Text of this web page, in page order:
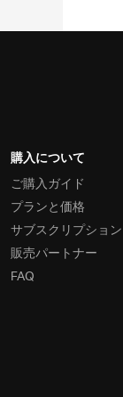
購入について
ご購入ガイド
プランと価格
サブスクリプショ
販売パートナー
FAQ